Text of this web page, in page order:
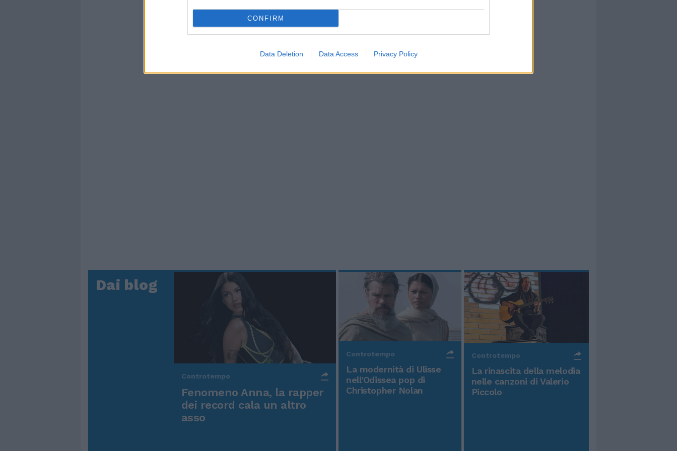
CONFIRM
Data Deletion Data Access Privacy Policy
Dai blog
Controtempo
Fenomeno Anna, la rapper
dei record cala un altro
asso
Controtempo
La modernità di Ulisse
nell'Odissea pop di
Christopher Nolan
Controtempo
La rinascita della melodia
nelle canzoni di Valerio
Piccolo